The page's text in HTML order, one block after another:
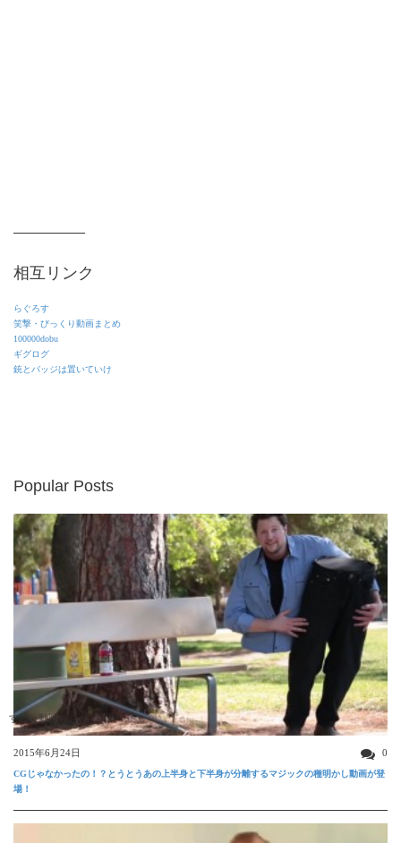
相互リンク
らぐろす
笑撃・びっくり動画まとめ
100000dobu
ギグログ
銃とバッジは置いていけ
Popular Posts
すごい動画
2015年6月24日 0
CGじゃなかったの！？とうとうあの上半身と下半身が分離するマジックの種明かし動画が登
場！